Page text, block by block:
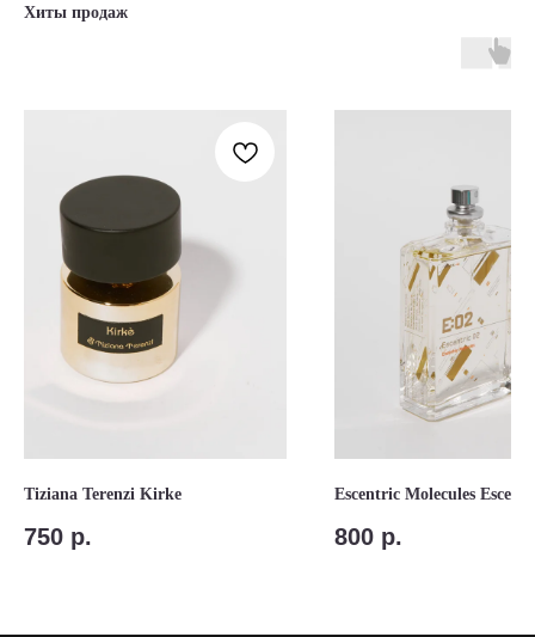
Хиты продаж
Tiziana Terenzi Kirke
750 р.
Escentric Molecules
800 р.